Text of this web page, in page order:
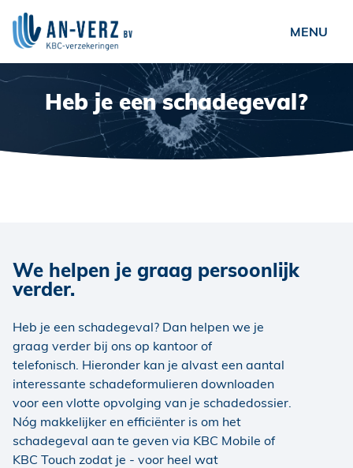
Ondernemers
Particulieren
Verenigingen
Veelgestelde vragen
Contact
Schade?
Heb je een schadegeval?
We helpen je graag persoonlijk
verder.
Heb je een schadegeval? Dan helpen we je
graag verder bij ons op kantoor of
telefonisch. Hieronder kan je alvast een aantal
interessante schadeformulieren downloaden
voor een vlotte opvolging van je schadedossier.
Nóg makkelijker en efficiënter is om het
schadegeval aan te geven via KBC Mobile of
KBC Touch zodat je - voor heel wat